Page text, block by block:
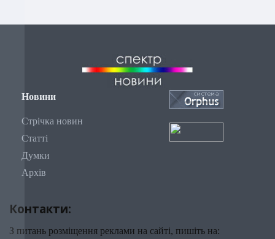
Новини
Стрічка новин
Статті
Думки
Архів
Контакти:
З питань розміщення реклами на сайті, пишіть на: